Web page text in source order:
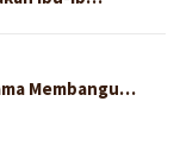
Membangu…